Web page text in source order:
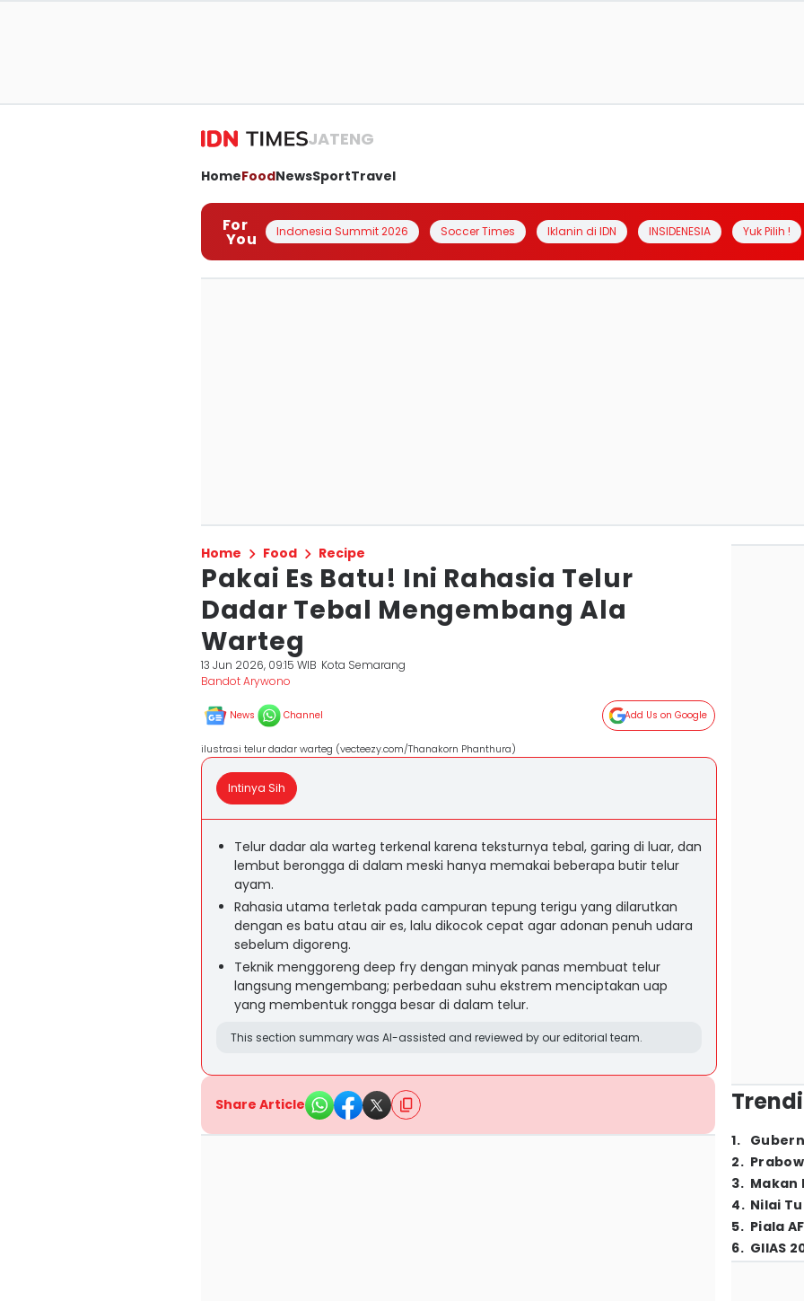
JATENG
HomeFoodNewsSportTravel
For
You Indonesia Summit 2026 Soccer Times Iklanin di IDN INSIDENESIA Yuk Pilih !
Home Food Recipe
Pakai Es Batu! Ini Rahasia Telur
Dadar Tebal Mengembang Ala
Warteg
13 Jun 2026, 09:15 WIB Kota Semarang
Bandot Arywono
News Channel Add Us on Google
ilustrasi telur dadar warteg (vecteezy.com/Thanakorn Phanthura)
Intinya Sih
Telur dadar ala warteg terkenal karena teksturnya tebal, garing di luar, dan
lembut berongga di dalam meski hanya memakai beberapa butir telur
ayam.
Rahasia utama terletak pada campuran tepung terigu yang dilarutkan
dengan es batu atau air es, lalu dikocok cepat agar adonan penuh udara
sebelum digoreng.
Teknik menggoreng deep fry dengan minyak panas membuat telur
langsung mengembang; perbedaan suhu ekstrem menciptakan uap
yang membentuk rongga besar di dalam telur.
This section summary was AI-assisted and reviewed by our editorial team.
Share Article
1.
2.
3. Makan
4. Nilai
5. Piala
6. GIIAS